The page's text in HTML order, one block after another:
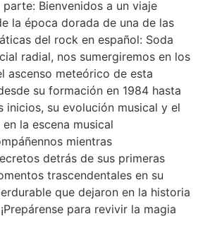
Bienvenidos a un viaje
la época dorada de una de las
del rock en español: Soda
radial, nos sumergiremos en los
ascenso meteórico de esta
su formación en 1984 hasta
inicios, su evolución musical y el
la escena musical
mientras
detrás de sus primeras
trascendentales en su
que dejaron en la historia
para revivir la magia